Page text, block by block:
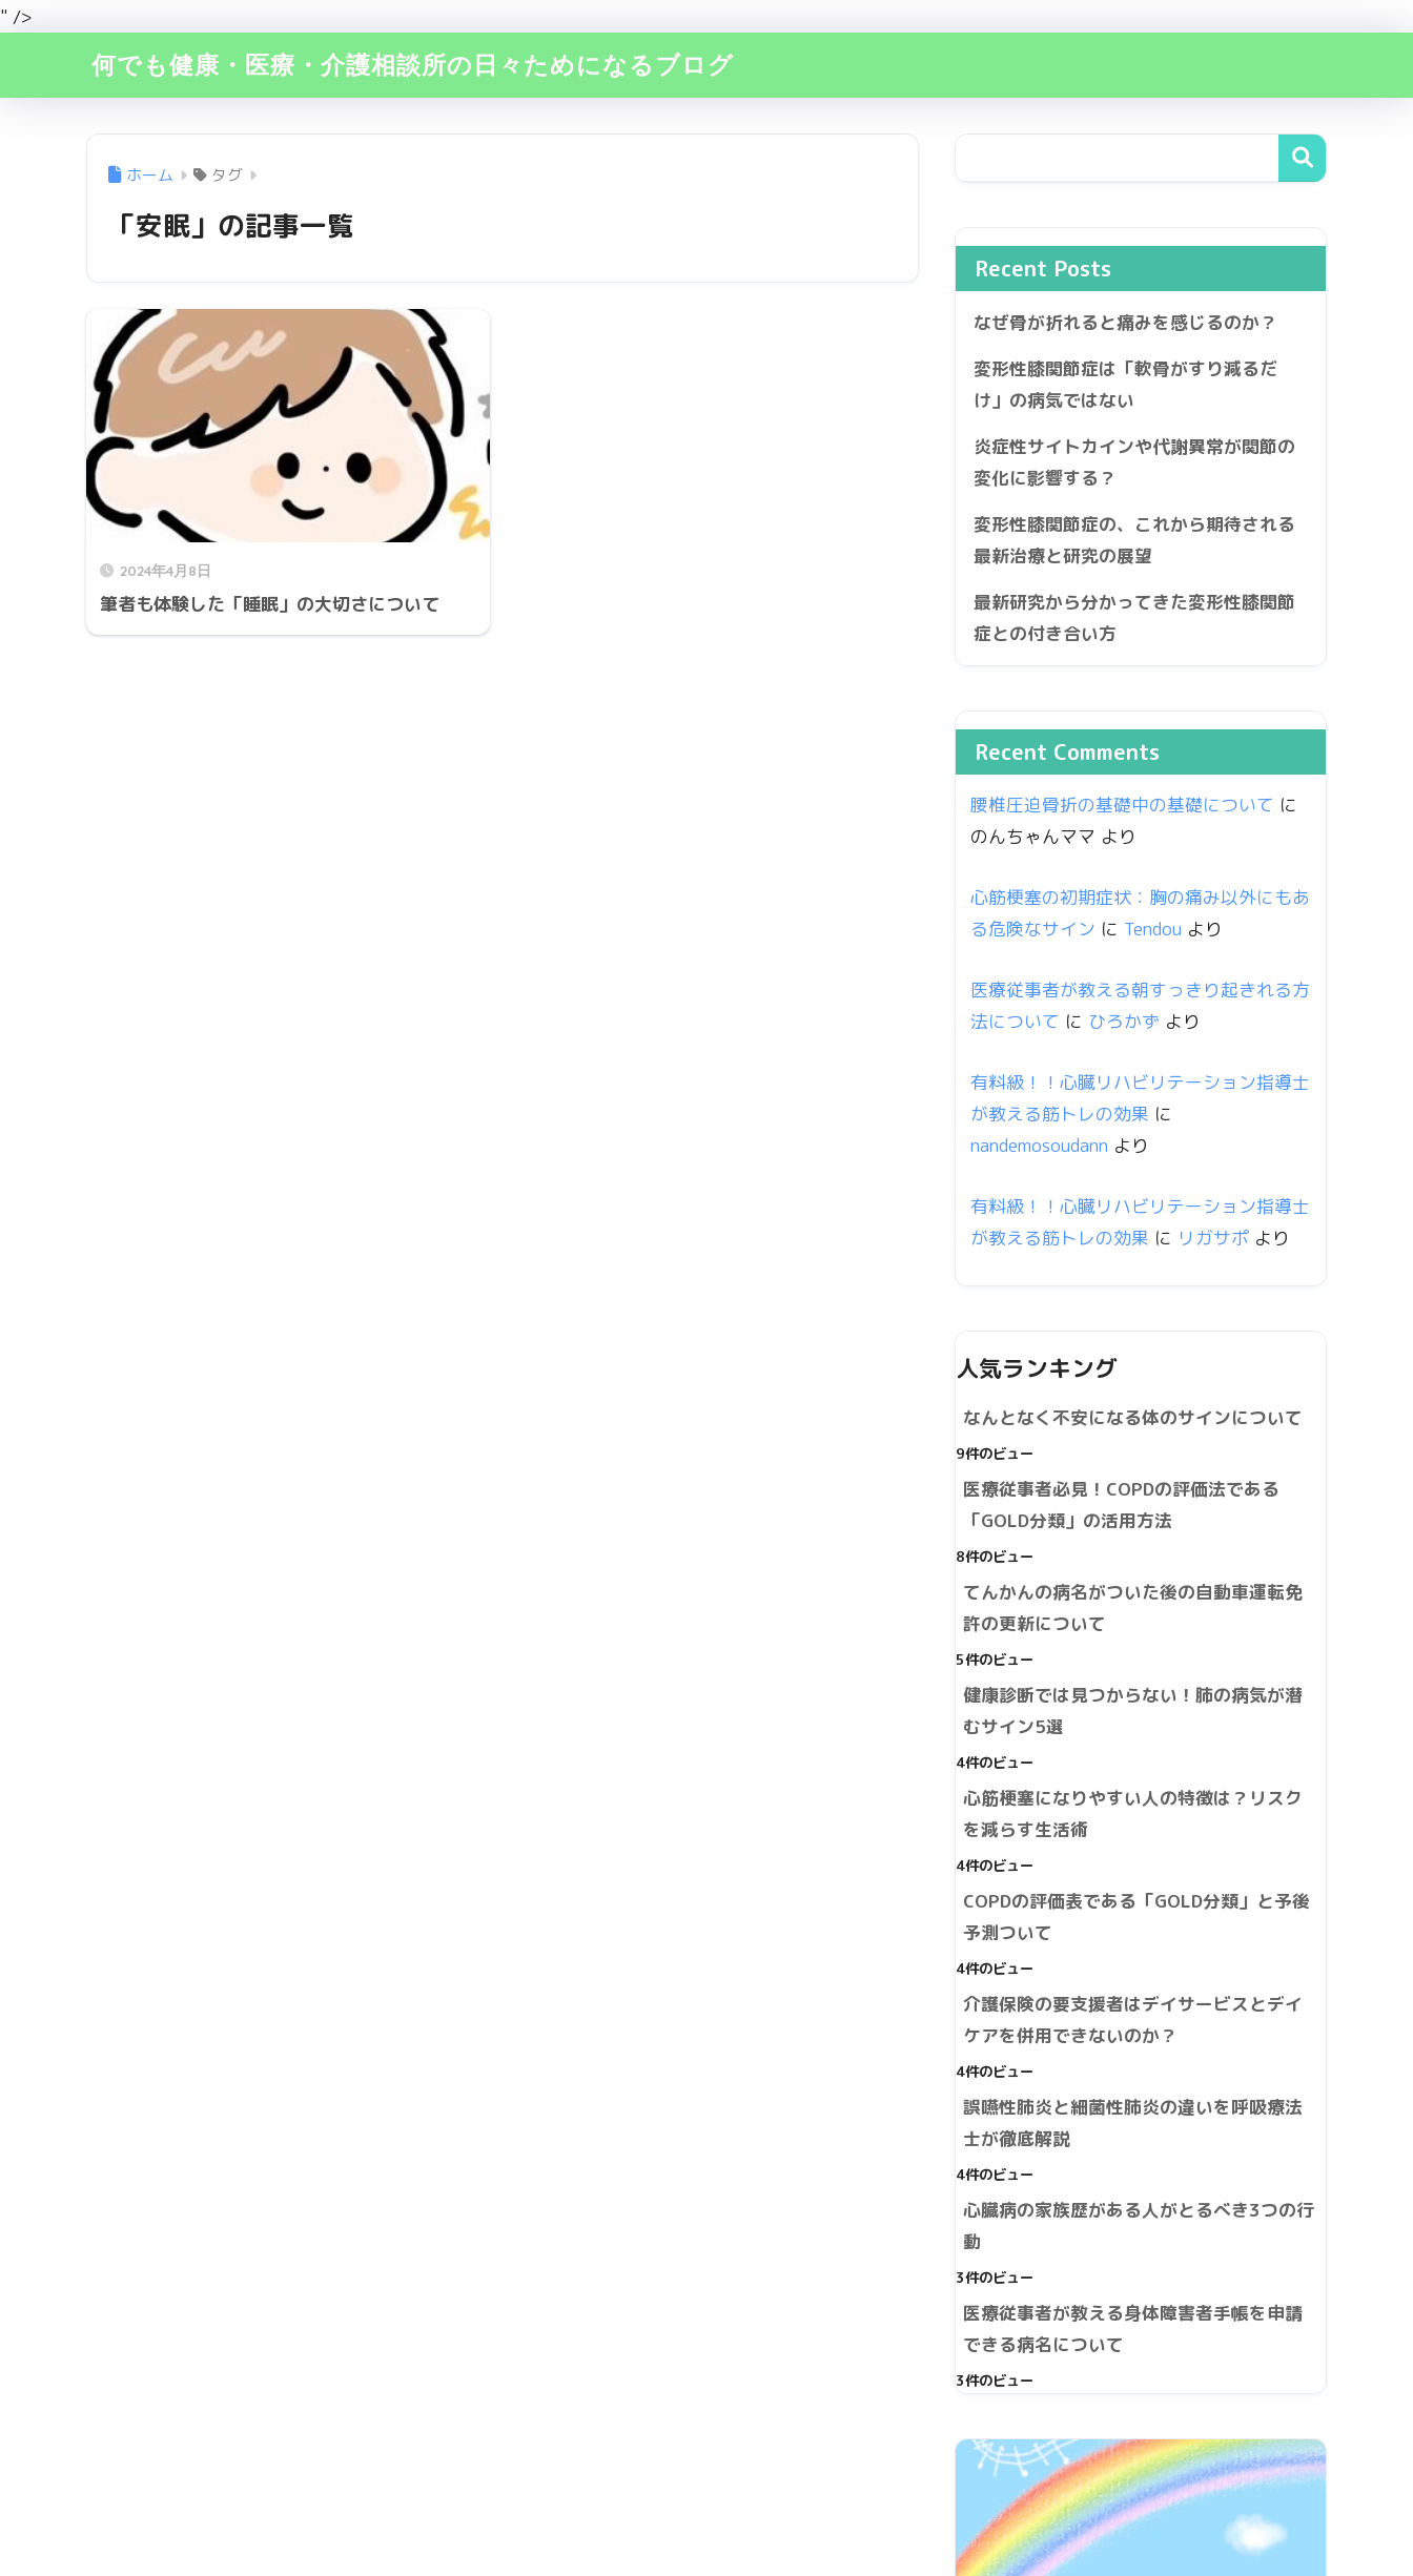
" />
何でも健康・医療・介護相談所の日々ためになるブログ
ホーム タグ
「安眠」の記事一覧
2024年4月8日
筆者も体験した「睡眠」の大切さについて
Recent Posts
なぜ骨が折れると痛みを感じるのか？
変形性膝関節症は「軟骨がすり減るだ
け」の病気ではない
炎症性サイトカインや代謝異常が関節の
変化に影響する？
変形性膝関節症の、これから期待される
最新治療と研究の展望
最新研究から分かってきた変形性膝関節
症との付き合い方
Recent Comments
腰椎圧迫骨折の基礎中の基礎について に
のんちゃんママ より
心筋梗塞の初期症状：胸の痛み以外にもあ
る危険なサイン に Tendou より
医療従事者が教える朝すっきり起きれる方
法について に ひろかず より
有料級！！心臓リハビリテーション指導士
が教える筋トレの効果 に
nandemosoudann より
有料級！！心臓リハビリテーション指導士
が教える筋トレの効果 に リガサポ より
人気ランキング
なんとなく不安になる体のサインについて
9件のビュー
医療従事者必見！COPDの評価法である
「GOLD分類」の活用方法
8件のビュー
てんかんの病名がついた後の自動車運転免
許の更新について
5件のビュー
健康診断では見つからない！肺の病気が潜
むサイン5選
4件のビュー
心筋梗塞になりやすい人の特徴は？リスク
を減らす生活術
4件のビュー
COPDの評価表である「GOLD分類」と予後
予測ついて
4件のビュー
介護保険の要支援者はデイサービスとデイ
ケアを併用できないのか？
4件のビュー
誤嚥性肺炎と細菌性肺炎の違いを呼吸療法
士が徹底解説
4件のビュー
心臓病の家族歴がある人がとるべき3つの行
動
3件のビュー
医療従事者が教える身体障害者手帳を申請
できる病名について
3件のビュー